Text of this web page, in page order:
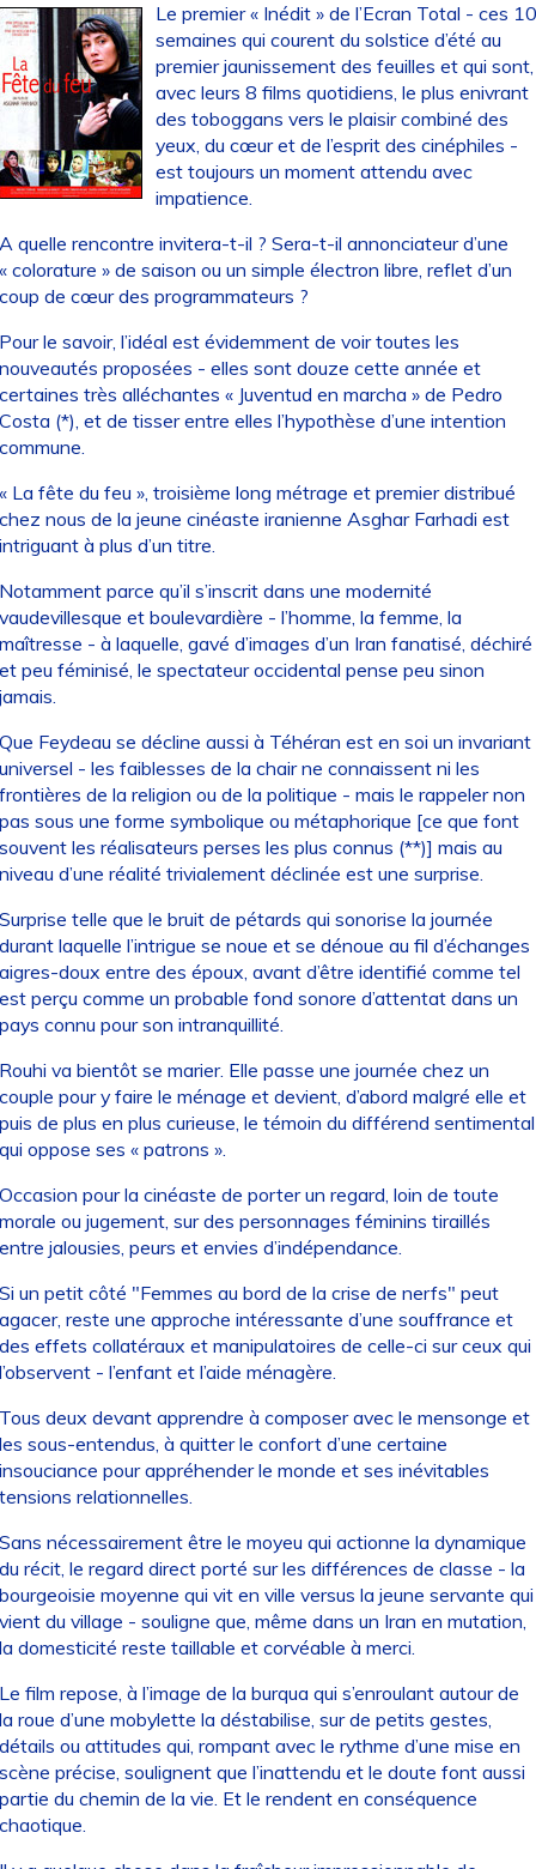
Le premier « Inédit » de l’Ecran Total - ces
semaines qui courent du solstice d’été au
premier jaunissement des feuilles et qui sont,
avec leurs 8 films quotidiens, le plus enivrant
des toboggans vers le plaisir combiné des
yeux, du cœur et de l’esprit des cinéphiles -
est toujours un moment attendu avec
impatience.
quelle rencontre invitera-t-il ? Sera-t-il annonciateur d’une
colorature » de saison ou un simple électron libre, reflet d’un
de cœur des programmateurs ?
le savoir, l’idéal est évidemment de voir toutes les
proposées - elles sont douze cette année et
très alléchantes « Juventud en marcha » de Pedro
(*), et de tisser entre elles l’hypothèse d’une intention
La fête du feu », troisième long métrage et premier distribué
nous de la jeune cinéaste iranienne Asghar Farhadi est
à plus d’un titre.
parce qu’il s’inscrit dans une modernité
et boulevardière - l’homme, la femme, la
- à laquelle, gavé d’images d’un Iran fanatisé, déchiré
peu féminisé, le spectateur occidental pense peu sinon
Feydeau se décline aussi à Téhéran est en soi un invariant
- les faiblesses de la chair ne connaissent ni les
de la religion ou de la politique - mais le rappeler non
sous une forme symbolique ou métaphorique [ce que font
les réalisateurs perses les plus connus (**)] mais au
d’une réalité trivialement déclinée est une surprise.
telle que le bruit de pétards qui sonorise la journée
laquelle l’intrigue se noue et se dénoue au fil d’échanges
doux entre des époux, avant d’être identifié comme tel
perçu comme un probable fond sonore d’attentat dans un
connu pour son intranquillité.
va bientôt se marier. Elle passe une journée chez un
pour y faire le ménage et devient, d’abord malgré elle et
de plus en plus curieuse, le témoin du différend sentimental
oppose ses « patrons ».
pour la cinéaste de porter un regard, loin de toute
ou jugement, sur des personnages féminins tiraillés
jalousies, peurs et envies d’indépendance.
un petit côté "Femmes au bord de la crise de nerfs" peut
reste une approche intéressante d’une souffrance et
effets collatéraux et manipulatoires de celle-ci sur ceux qui
- l’enfant et l’aide ménagère.
deux devant apprendre à composer avec le mensonge et
sous-entendus, à quitter le confort d’une certaine
pour appréhender le monde et ses inévitables
relationnelles.
nécessairement être le moyeu qui actionne la dynamique
récit, le regard direct porté sur les différences de classe - la
moyenne qui vit en ville versus la jeune servante qui
du village - souligne que, même dans un Iran en mutation,
domesticité reste taillable et corvéable à merci.
film repose, à l’image de la burqua qui s’enroulant autour de
roue d’une mobylette la déstabilise, sur de petits gestes,
ou attitudes qui, rompant avec le rythme d’une mise en
précise, soulignent que l’inattendu et le doute font aussi
du chemin de la vie. Et le rendent en conséquence